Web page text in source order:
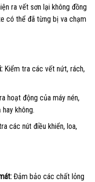
ra vết sơn lại không đồng
có thể đã từng bị va chạm
Kiểm tra các vết nứt, rách,
hoạt động của máy nén,
không.
các nút điều khiển, loa,
Đảm bảo các chất lỏng